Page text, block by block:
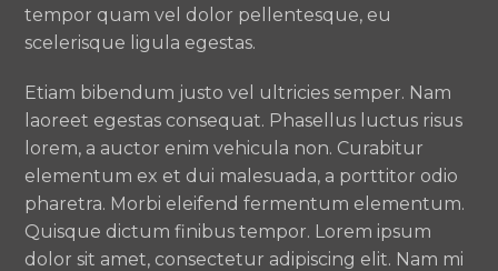
tempor quam vel dolor pellentesque, eu
scelerisque ligula egestas.
Etiam bibendum justo vel ultricies semper. Nam
laoreet egestas consequat. Phasellus luctus risus
lorem, a auctor enim vehicula non. Curabitur
elementum ex et dui malesuada, a porttitor odio
pharetra. Morbi eleifend fermentum elementum.
Quisque dictum finibus tempor. Lorem ipsum
dolor sit amet, consectetur adipiscing elit. Nam mi